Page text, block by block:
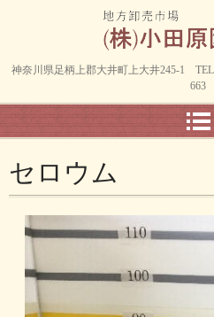
神奈川県足柄上郡大井町上大井245-1
663
セロウム